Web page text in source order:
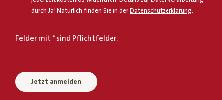
durch Ja! Natürlich finden Sie in derDatenschutzerklärung.
Felder mit * sind Pflichtfelder.
Jetzt anmelden